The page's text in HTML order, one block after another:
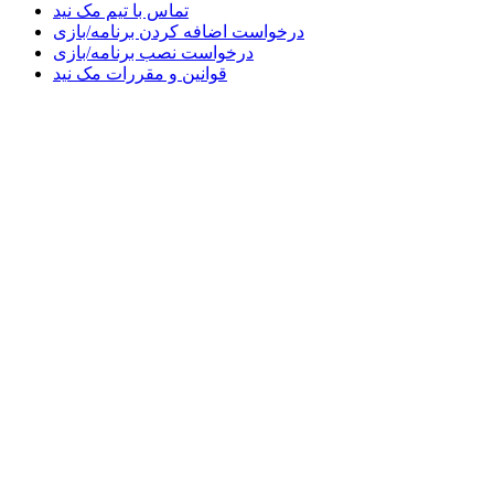
تماس با تیم مک نید
درخواست اضافه کردن برنامه/بازی
درخواست نصب برنامه/بازی
قوانین و مقررات مک نید